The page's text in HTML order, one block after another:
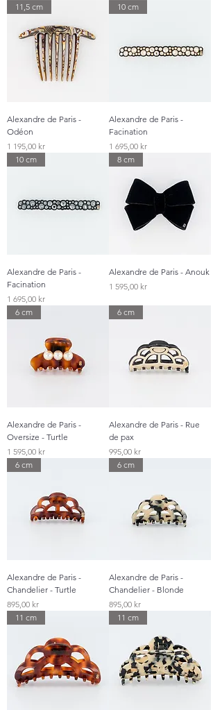
11,5 cm
Alexandre de Paris -
Odéon
Pris
1 195,00 kr
10 cm
Alexandre de Paris -
Facination
Pris
1 695,00 kr
10 cm
Alexandre de Paris -
Facination
Pris
1 695,00 kr
8 cm
Alexandre de Paris - Anouk
Pris
1 595,00 kr
6 cm
Alexandre de Paris -
Oversize - Turtle
Pris
1 595,00 kr
6 cm
Alexandre de Paris - Rue
de pax
Pris
995,00 kr
6 cm
Alexandre de Paris -
Chandelier - Turtle
Pris
895,00 kr
6 cm
Alexandre de Paris -
Chandelier - Blonde
Pris
895,00 kr
11 cm
11 cm